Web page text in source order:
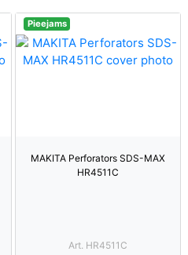
Pieejams
MAKITA Perforators SDS-MAX
HR4511C
Art. HR4511C